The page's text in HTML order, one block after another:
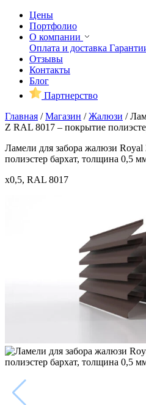
Цены
Портфолио
О компании
Оплата и доставка
Отзывы
Контакты
Блог
Партнерство
Главная /Магазин /Жалюзи /
Z RAL 8017 – покрытие
Ламели для забора жалюзи
полиэстер бархат, толщина 0,5
x0,5, RAL 8017